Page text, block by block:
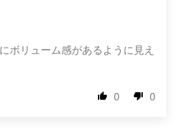
ボリューム感があるように見え
0 0